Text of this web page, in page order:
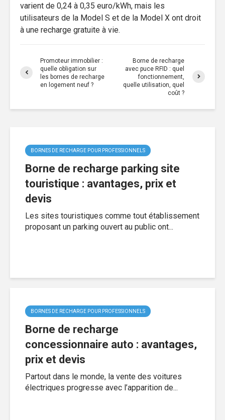
varient de 0,24 à 0,35 euro/kWh, mais les
utilisateurs de la Model S et de la Model X ont droit
à une recharge gratuite à vie.
Promoteur immobilier :
quelle obligation sur
les bornes de recharge
en logement neuf ?
Borne de recharge
avec puce RFID : quel
fonctionnement,
quelle utilisation, quel
coût ?
BORNES DE RECHARGE POUR PROFESSIONNELS
Borne de recharge parking site
touristique : avantages, prix et
devis
Les sites touristiques comme tout établissement
proposant un parking ouvert au public ont...
BORNES DE RECHARGE POUR PROFESSIONNELS
Borne de recharge
concessionnaire auto : avantages,
prix et devis
Partout dans le monde, la vente des voitures
électriques progresse avec l’apparition de...